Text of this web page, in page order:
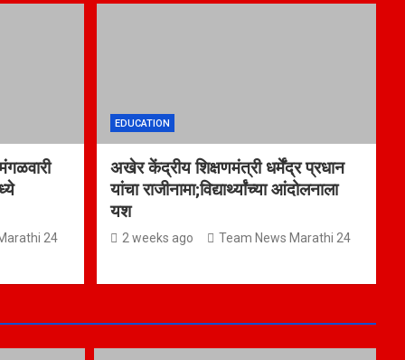
24
EDUCATION
अखेर केंद्रीय शिक्षणमंत्री धर्मेंद्र प्रधान
यांचा राजीनामा;विद्यार्थ्यांच्या आंदोलनाला
यश
2 weeks ago Team News Marathi 24